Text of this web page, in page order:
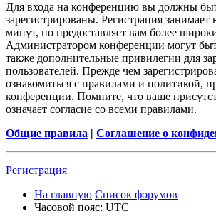
Для входа на конференцию вы должны
зарегистрированы. Регистрация занимает
минут, но предоставляет вам более
Администратором конференции могут
также дополнительные привилегии для
пользователей. Прежде чем
ознакомиться с правилами и политикой,
конференции. Помните, что ваше
означает согласие со всеми правилами.
Общие правила | Соглашение о
Регистрация
На главную Список форумов
Часовой пояс: UTC